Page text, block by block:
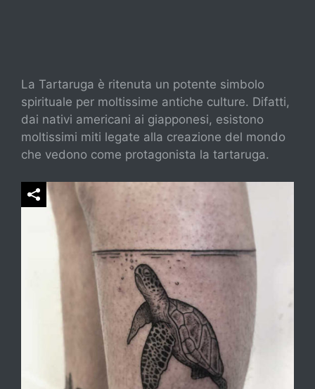
La Tartaruga è ritenuta un potente simbolo
spirituale per moltissime antiche culture. Difatti,
dai nativi americani ai giapponesi, esistono
moltissimi miti legate alla creazione del mondo
che vedono come protagonista la tartaruga.